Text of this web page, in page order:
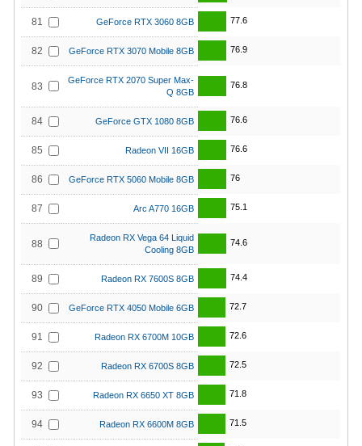
81 GeForce RTX 3060 8GB 77.6
82 GeForce RTX 3070 Mobile 8GB 76.9
83
GeForce RTX 2070 Super Max-
Q 8GB
76.8
84 GeForce GTX 1080 8GB 76.6
85 Radeon VII 16GB 76.6
86 GeForce RTX 5060 Mobile 8GB 76
87 Arc A770 16GB 75.1
88
Radeon RX Vega 64 Liquid
Cooling 8GB
74.6
89 Radeon RX 7600S 8GB 74.4
90 GeForce RTX 4050 Mobile 6GB 72.7
91 Radeon RX 6700M 10GB 72.6
92 Radeon RX 6700S 8GB 72.5
93 Radeon RX 6650 XT 8GB 71.8
94 Radeon RX 6600M 8GB 71.5